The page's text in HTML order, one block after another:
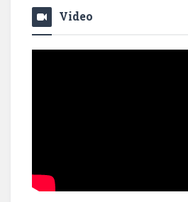
Video